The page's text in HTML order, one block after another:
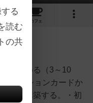
カフェ
を決める（3～10
ュエーションカードか
札を構築する。・初
る
読む
の共